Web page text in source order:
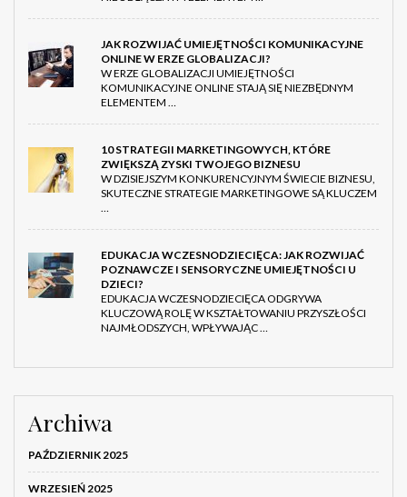
JAK ROZWIJAĆ UMIEJĘTNOŚCI KOMUNIKACYJNE
ONLINE W ERZE GLOBALIZACJI?
W ERZE GLOBALIZACJI UMIEJĘTNOŚCI
KOMUNIKACYJNE ONLINE STAJĄ SIĘ NIEZBĘDNYM
ELEMENTEM …
10 STRATEGII MARKETINGOWYCH, KTÓRE
ZWIĘKSZĄ ZYSKI TWOJEGO BIZNESU
W DZISIEJSZYM KONKURENCYJNYM ŚWIECIE BIZNESU,
SKUTECZNE STRATEGIE MARKETINGOWE SĄ KLUCZEM
…
EDUKACJA WCZESNODZIECIĘCA: JAK ROZWIJAĆ
POZNAWCZE I SENSORYCZNE UMIEJĘTNOŚCI U
DZIECI?
EDUKACJA WCZESNODZIECIĘCA ODGRYWA
KLUCZOWĄ ROLĘ W KSZTAŁTOWANIU PRZYSZŁOŚCI
NAJMŁODSZYCH, WPŁYWAJĄC …
Archiwa
PAŹDZIERNIK 2025
WRZESIEŃ 2025